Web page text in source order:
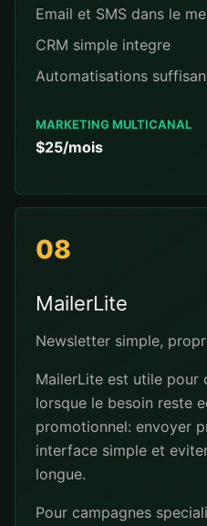
Email et SMS dans le
CRM simple integre
Automatisations
MARKETING MULTICANAL
$25/mois
08
MailerLite
Newsletter simple,
MailerLite est utile
lorsque le besoin reste
promotionnel: envoyer
interface simple et
longue.
Pour campagnes